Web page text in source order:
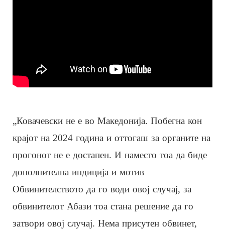
„Ковачевски не е во Македонија. Побегна кон
крајот на 2024 година и оттогаш за органите на
прогонот не е достапен. И наместо тоа да биде
дополнителна индиција и мотив
Обвинителството да го води овој случај, за
обвинителот Абази тоа стана решение да го
затвори овој случај. Нема присутен обвинет,